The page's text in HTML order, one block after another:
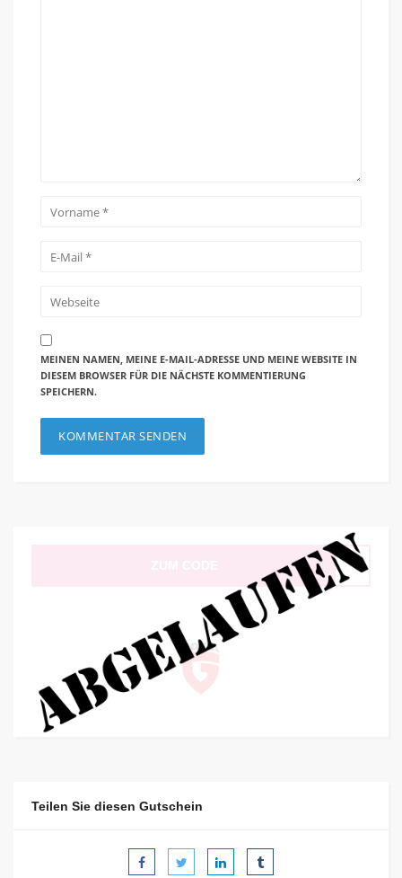
MEINEN NAMEN, MEINE E-MAIL-ADRESSE UND MEINE WEBSITE IN
DIESEM BROWSER FÜR DIE NÄCHSTE KOMMENTIERUNG
SPEICHERN.
Teilen Sie diesen Gutschein